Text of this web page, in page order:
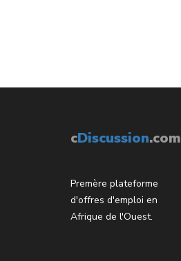
cDiscussion.com
Premère plateforme
d'offres d'emploi en
Afrique de l'Ouest.